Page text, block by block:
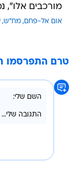
מורכבים
אום אל-פחם מח"ש
טרם התפרסמו